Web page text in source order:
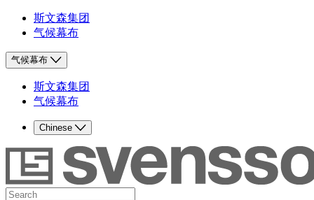
斯文森集团
气候幕布
气候幕布
斯文森集团
气候幕布
Chinese